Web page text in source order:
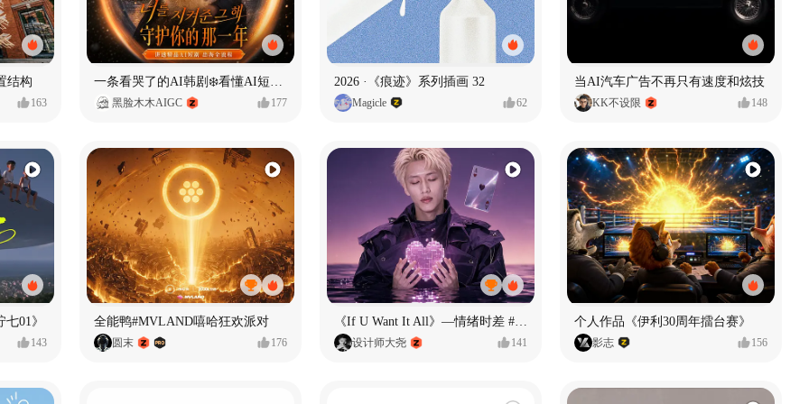
结构
163 黑脸木木AIGC 177
2026 ·《痕迹》系列插画 32
Magicle 62
当AI汽车广告不再只有速度和炫技
KK不设限 148
01》
143
全能鸭#MVLAND嘻哈狂欢派对
圆末 176
《If U Want It All》—情绪时差 #MVLAND嘻哈狂欢派对
设计师大尧 141
个人作品《伊利30周年擂台赛》
影志 156